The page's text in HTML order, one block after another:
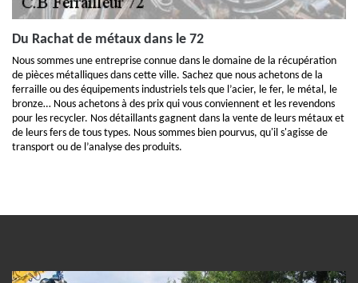
Du Rachat de métaux dans le 72
Nous sommes une entreprise connue dans le domaine de la récupération
de pièces métalliques dans cette ville. Sachez que nous achetons de la
ferraille ou des équipements industriels tels que l’acier, le fer, le métal, le
bronze… Nous achetons à des prix qui vous conviennent et les revendons
pour les recycler. Nos détaillants gagnent dans la vente de leurs métaux et
de leurs fers de tous types. Nous sommes bien pourvus, qu'il s'agisse de
transport ou de l’analyse des produits.